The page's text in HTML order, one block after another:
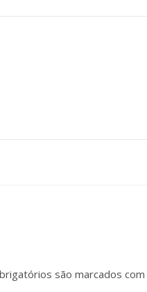
são marcados com